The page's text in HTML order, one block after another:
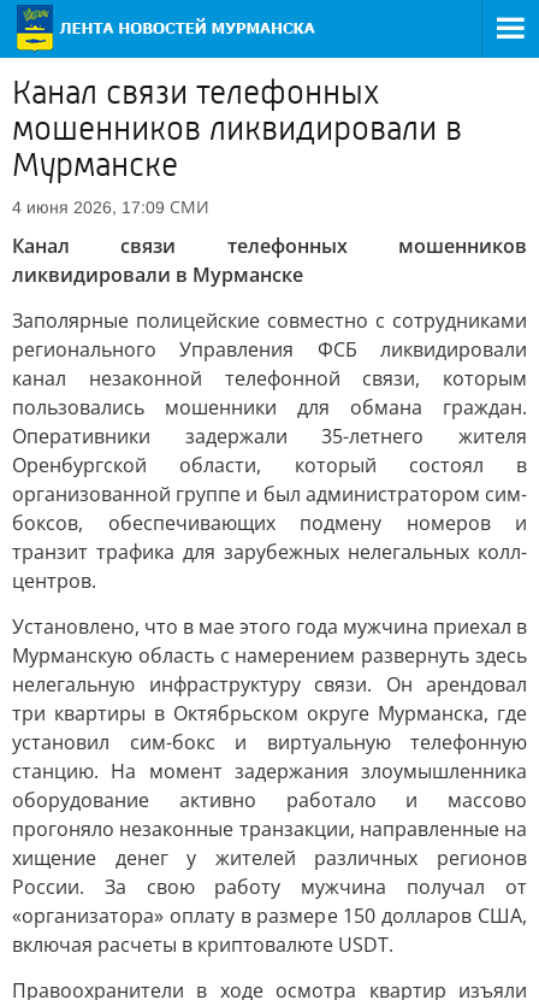
Канал связи телефонных
мошенников ликвидировали в
Мурманске
4 июня 2026, 17:09 СМИ
Канал связи телефонных мошенников
ликвидировали в Мурманске
Заполярные полицейские совместно с сотрудниками
регионального Управления ФСБ ликвидировали
канал незаконной телефонной связи, которым
пользовались мошенники для обмана граждан.
Оперативники задержали 35-летнего жителя
Оренбургской области, который состоял в
организованной группе и был администратором сим-
боксов, обеспечивающих подмену номеров и
транзит трафика для зарубежных нелегальных колл-
центров.
Установлено, что в мае этого года мужчина приехал в
Мурманскую область с намерением развернуть здесь
нелегальную инфраструктуру связи. Он арендовал
три квартиры в Октябрьском округе Мурманска, где
установил сим-бокс и виртуальную телефонную
станцию. На момент задержания злоумышленника
оборудование активно работало и массово
прогоняло незаконные транзакции, направленные на
хищение денег у жителей различных регионов
России. За свою работу мужчина получал от
«организатора» оплату в размере 150 долларов США,
включая расчеты в криптовалюте USDT.
Правоохранители в ходе осмотра квартир изъяли